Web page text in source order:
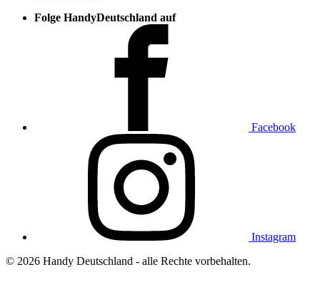
Folge HandyDeutschland auf
Facebook
Instagram
© 2026 Handy Deutschland - alle Rechte vorbehalten.